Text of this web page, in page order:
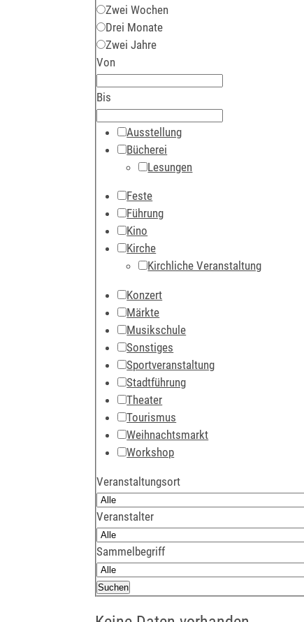
Zwei Wochen
Drei Monate
Zwei Jahre
Von
Bis
Ausstellung
Bücherei
Lesungen
Feste
Führung
Kino
Kirche
Kirchliche Veranstaltung
Konzert
Märkte
Musikschule
Sonstiges
Sportveranstaltung
Stadtführung
Theater
Tourismus
Weihnachtsmarkt
Workshop
Veranstaltungsort
Veranstalter
Sammelbegriff